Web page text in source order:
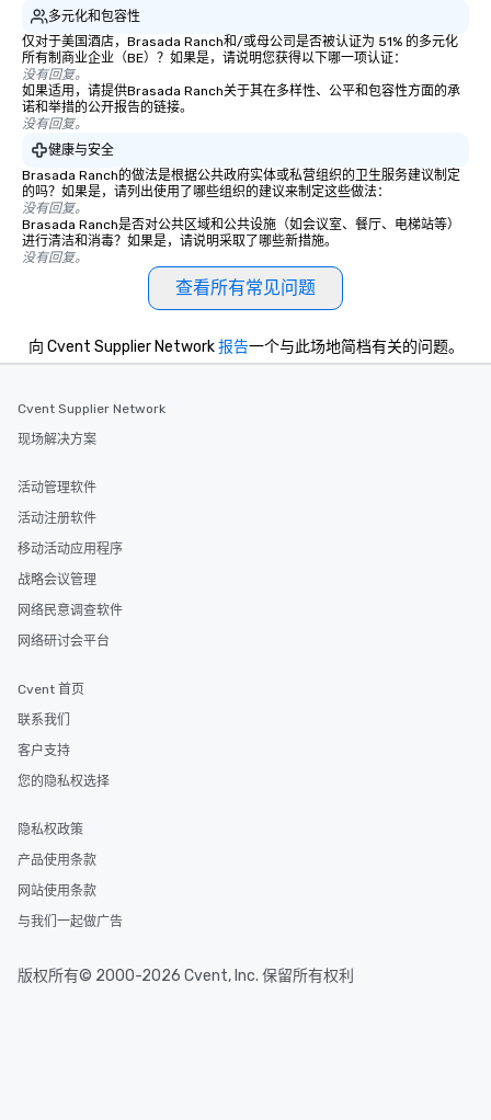
多元化和包容性
仅对于美国酒店，Brasada Ranch和/或母公司是否被认证为 51% 的多元化
所有制商业企业（BE）？如果是，请说明您获得以下哪一项认证：
没有回复。
如果适用，请提供Brasada Ranch关于其在多样性、公平和包容性方面的承
诺和举措的公开报告的链接。
没有回复。
健康与安全
Brasada Ranch的做法是根据公共政府实体或私营组织的卫生服务建议制定
的吗？如果是，请列出使用了哪些组织的建议来制定这些做法：
没有回复。
Brasada Ranch是否对公共区域和公共设施（如会议室、餐厅、电梯站等）
进行清洁和消毒？如果是，请说明采取了哪些新措施。
没有回复。
查看所有常见问题
向 Cvent Supplier Network报告一个与此场地简档有关的问题。
Cvent Supplier Network
现场解决方案
活动管理软件
活动注册软件
移动活动应用程序
战略会议管理
网络民意调查软件
网络研讨会平台
Cvent 首页
联系我们
客户支持
您的隐私权选择
隐私权政策
产品使用条款
网站使用条款
与我们一起做广告
版权所有© 2000-2026 Cvent, Inc. 保留所有权利